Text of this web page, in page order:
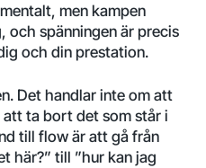
men kampen
och spänningen är precis
och din prestation.
Det handlar inte om att
ta bort det som står i
till flow är att gå från
här?” till ”hur kan jag